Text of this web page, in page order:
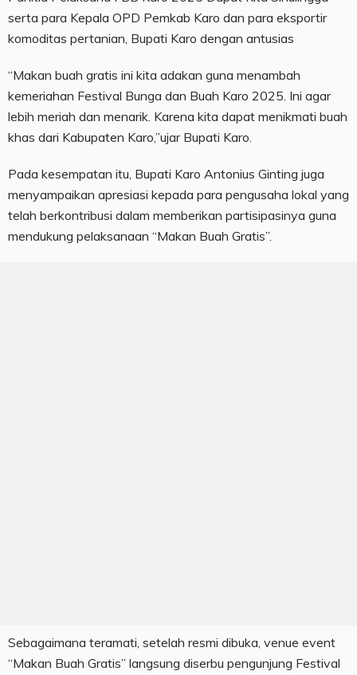
serta para Kepala OPD Pemkab Karo dan para eksportir
komoditas pertanian, Bupati Karo dengan antusias
“Makan buah gratis ini kita adakan guna menambah
kemeriahan Festival Bunga dan Buah Karo 2025. Ini agar
lebih meriah dan menarik. Karena kita dapat menikmati buah
khas dari Kabupaten Karo,”ujar Bupati Karo.
Pada kesempatan itu, Bupati Karo Antonius Ginting juga
menyampaikan apresiasi kepada para pengusaha lokal yang
telah berkontribusi dalam memberikan partisipasinya guna
mendukung pelaksanaan “Makan Buah Gratis”.
Sebagaimana teramati, setelah resmi dibuka, venue event
“Makan Buah Gratis” langsung diserbu pengunjung Festival